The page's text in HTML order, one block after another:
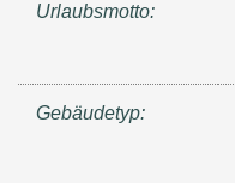
Urlaubsmotto:
Gebäudetyp: